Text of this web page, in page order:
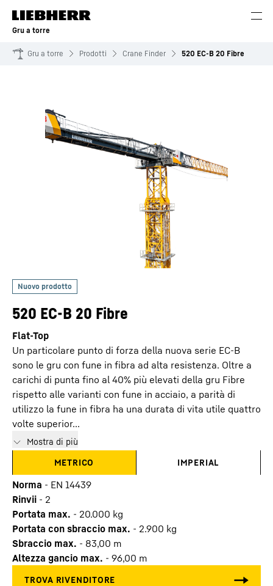
Gru a torre
Gru a torre Prodotti Crane Finder 520 EC-B 20 Fibre
520 EC-B 20 Fibre
Flat-Top
Un particolare punto di forza della nuova serie EC-B
sono le gru con fune in fibra ad alta resistenza. Oltre a
carichi di punta fino al 40% più elevati della gru Fibre
rispetto alle varianti con fune in acciaio, a parità di
utilizzo la fune in fibra ha una durata di vita utile quattro
volte superior...
Mostra di più
METRICO
IMPERIAL
Norma - EN 14439
Rinvii - 2
Portata max. - 20.000 kg
Portata con sbraccio max. - 2.900 kg
Sbraccio max. - 83,00 m
Altezza gancio max. - 96,00 m